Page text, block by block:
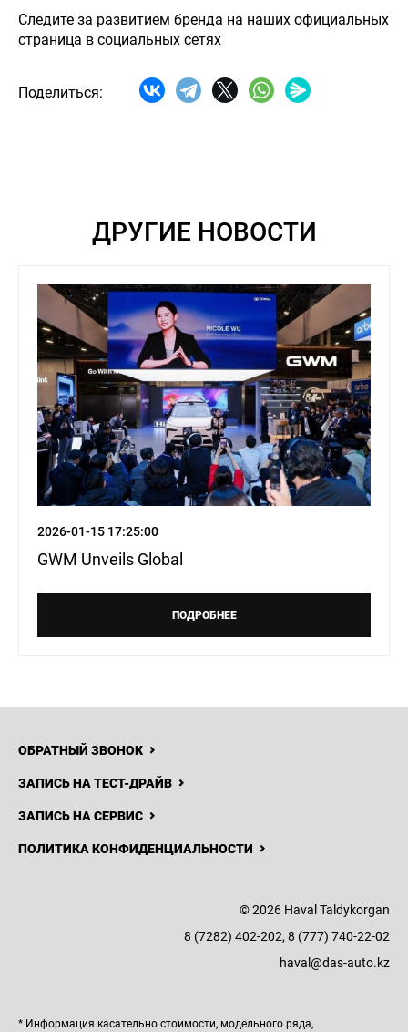
Следите за развитием бренда на наших официальных
страница в социальных сетях
Поделиться:
ДРУГИЕ НОВОСТИ
2026-01-15 17:25:00
GWM Unveils Global
ПОДРОБНЕЕ
ОБРАТНЫЙ ЗВОНОК
ЗАПИСЬ НА ТЕСТ-ДРАЙВ
ЗАПИСЬ НА СЕРВИС
ПОЛИТИКА КОНФИДЕНЦИАЛЬНОСТИ
© 2026 Haval Taldykorgan
8 (7282) 402-202, 8 (777) 740-22-02
haval@das-auto.kz
* Информация касательно стоимости, модельного ряда,